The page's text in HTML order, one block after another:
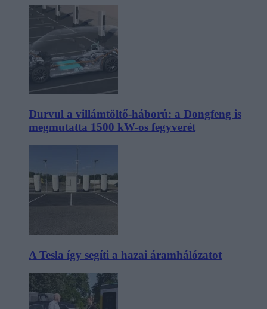
Durvul a villámtöltő-háború: a Dongfeng is
megmutatta 1500 kW-os fegyverét
A Tesla így segíti a hazai áramhálózatot